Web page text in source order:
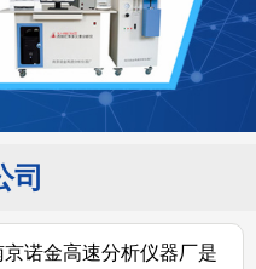
司
京诺金高速分析仪器厂是